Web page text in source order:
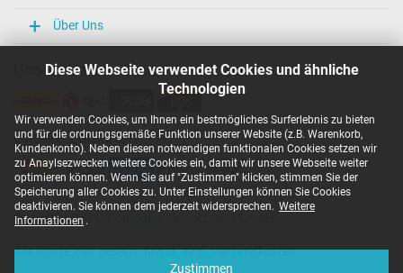
Diese Webseite verwendet Cookies und ähnliche
Technologien
Wir verwenden Cookies, um Ihnen ein bestmögliches Surferlebnis zu bieten
und für die ordnungsgemäße Funktion unserer Website (z.B. Warenkorb,
Kundenkonto). Neben diesen notwendigen funktionalen Cookies setzen wir
zu Anaylsezwecken weitere Cookies ein, damit wir unsere Webseite weiter
optimieren können. Wenn Sie auf "Zustimmen" klicken, stimmen Sie der
Speicherung aller Cookies zu. Unter Einstellungen können Sie Cookies
deaktivieren. Sie können dem jederzeit widersprechen. Weitere
Informationen .
Zustimmen
CE
N
PSE
SEC
Singapore Safety Mark
TÜV Argentina Certificado
TÜV Geprüfte Sicherheit
UKCA
UL Listed
Über Uns
Unsere Versandarten
Unsere Zahlarten
Copyright ©
Alle Preise inkl. gesetzl. MwSt. zzgl. Versandkosten